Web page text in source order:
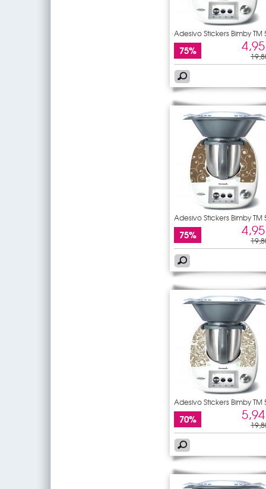
Adesivo Stickers Bimby TM
75%
Adesivo Stickers Bimby TM
75%
Adesivo Stickers Bimby TM
70%